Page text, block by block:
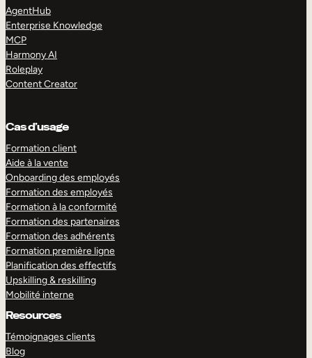
AgentHub
Enterprise Knowledge
MCP
Harmony AI
Roleplay
Content Creator
Cas d’usage
Formation client
Aide à la vente
Onboarding des employés
Formation des employés
Formation à la conformité
Formation des partenaires
Formation des adhérents
Formation première ligne
Planification des effectifs
Upskilling & reskilling
Mobilité interne
Resources
Témoignages clients
Blog